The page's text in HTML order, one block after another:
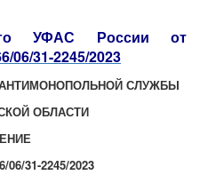
УФАС России от
06/31-2245/2023
СЛУЖБЫ
ОБЛАСТИ
31-2245/2023